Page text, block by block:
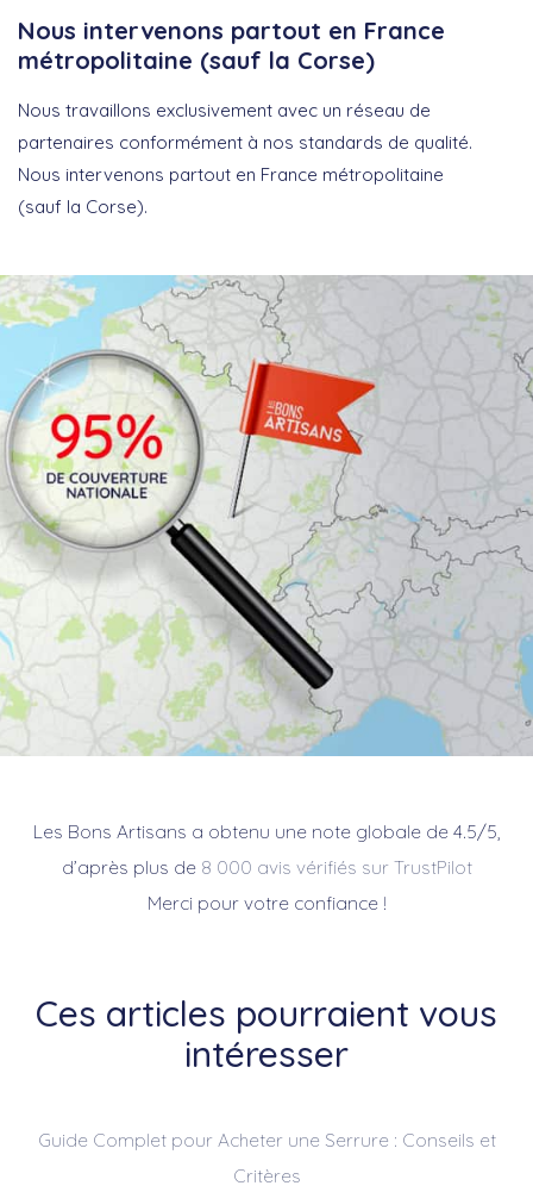
Nous intervenons partout en France
métropolitaine (sauf la Corse)
Nous travaillons exclusivement avec un réseau de
partenaires conformément à nos standards de qualité.
Nous intervenons partout en France métropolitaine
(sauf la Corse).
Les Bons Artisans a obtenu une note globale de 4.5/5,
d’après plus de 8 000 avis vérifiés sur TrustPilot
Merci pour votre confiance !
Ces articles pourraient vous
intéresser
Guide Complet pour Acheter une Serrure : Conseils et
Critères